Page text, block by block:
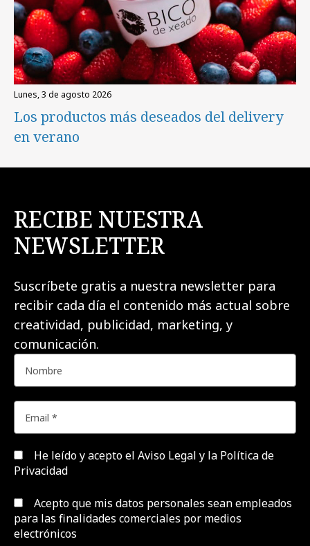
lunes, 3 de agosto 2026
Los productos más deseados del delivery
en verano
RECIBE NUESTRA
NEWSLETTER
Suscríbete gratis a nuestra newsletter para
recibir cada día el contenido más actual sobre
creatividad, publicidad, marketing, y
comunicación.
He leído y acepto el Aviso Legal y la Política de
Privacidad
Acepto que mis datos personales sean empleados
para las finalidades comerciales por medios
electrónicos